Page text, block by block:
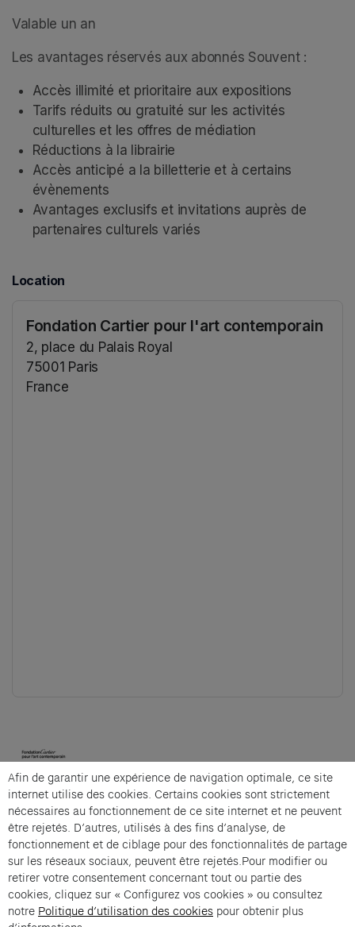
Valable un an
Les avantages réservés aux abonnés Souvent :
Accès illimité et prioritaire aux expositions
Tarifs réduits ou gratuité sur les activités
culturelles et les offres de médiation
Réductions à la librairie
Accès anticipé a la billetterie et à certains
évènements
Avantages exclusifs et invitations auprès de
partenaires culturels variés
Location
Fondation Cartier pour l'art contemporain
2, place du Palais Royal
75001 Paris
France
Cartier et Compagnie
Souvent -30 offert is an offer from Cartier et
Compagnie .
Imprint of the organizer(opens in a new tab)
Data privacy of the organizer(opens in
Afin de garantir une expérience de navigation optimale, ce site
internet utilise des cookies. Certains cookies sont strictement
nécessaires au fonctionnement de ce site internet et ne peuvent
être rejetés. D’autres, utilisés à des fins d’analyse, de
fonctionnement et de ciblage pour des fonctionnalités de partage
sur les réseaux sociaux, peuvent être rejetés.Pour modifier ou
retirer votre consentement concernant tout ou partie des
cookies, cliquez sur « Configurez vos cookies » ou consultez
notre Politique d’utilisation des cookies pour obtenir plus